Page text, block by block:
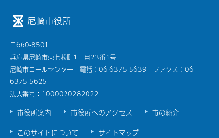
尼崎市役所
〒660-8501
兵庫県尼崎市東七松町1丁目23番1号
尼崎市コールセンター 電話：06-6375-5639 ファクス：06-
6375-5625
法人番号：1000020282022
市役所案内 市役所へのアクセス
市の紹介
このサイトについて
サイトマップ